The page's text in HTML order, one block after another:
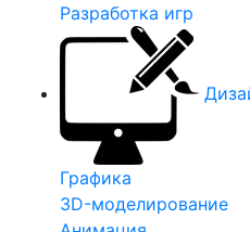
Разработка игр
Графика
3D-моделирование